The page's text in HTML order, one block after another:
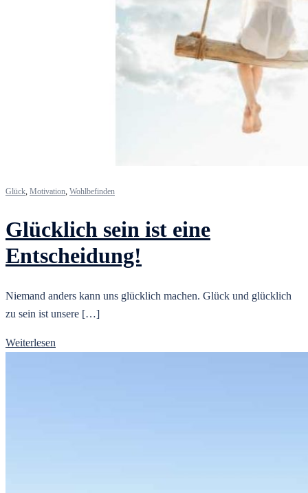
Glück Motivation Wohlbefinden
Glücklich sein ist eine
Entscheidung!
Niemand anders kann uns glücklich machen. Glück und glücklich
zu sein ist unsere […]
Weiterlesen